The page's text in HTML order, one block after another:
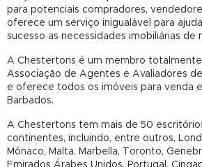
para potenciais compradores,
oferece um serviço inigualável para
sucesso as necessidades imobiliárias de
A Chestertons é um membro
Associação de Agentes e Avaliadores
e oferece todos os imóveis para venda
Barbados.
A Chestertons tem mais de 50
continentes, incluindo, entre outros,
Mônaco, Malta, Marbella, Toronto,